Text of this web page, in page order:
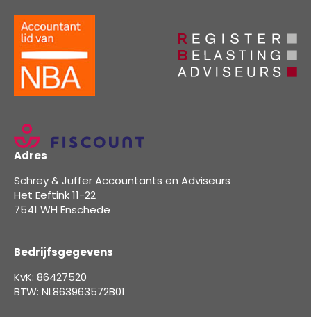
Adres
Schrey & Juffer Accountants en Adviseurs
Het Eeftink 11-22
7541 WH Enschede
Bedrijfsgegevens
KvK: 86427520
BTW: NL863963572B01